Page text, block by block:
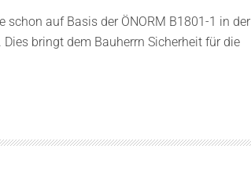
auf Basis der ÖNORM B1801-1 in der
bringt dem Bauherrn Sicherheit für die